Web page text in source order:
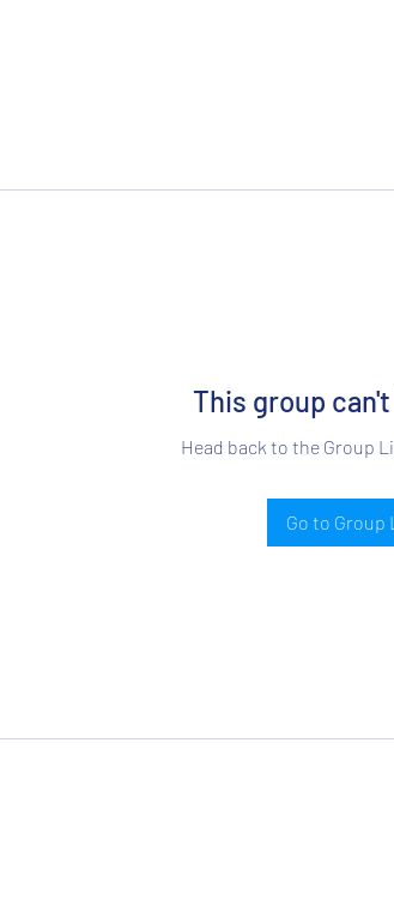
This group
Head back to the Group
Go to Group